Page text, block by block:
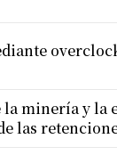
minería y la
las